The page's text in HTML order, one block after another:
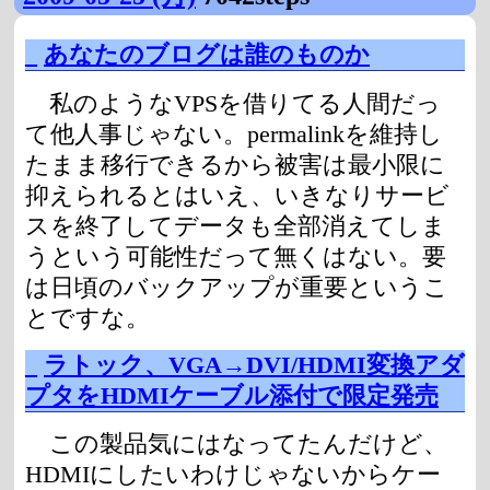
あなたのブログは誰のものか
私のようなVPSを借りてる人間だっ
て他人事じゃない。permalinkを維持し
たまま移行できるから被害は最小限に
抑えられるとはいえ、いきなりサービ
スを終了してデータも全部消えてしま
うという可能性だって無くはない。要
は日頃のバックアップが重要というこ
とですな。
ラトック、VGA→DVI/HDMI変換アダ
プタをHDMIケーブル添付で限定発売
この製品気にはなってたんだけど、
HDMIにしたいわけじゃないからケー